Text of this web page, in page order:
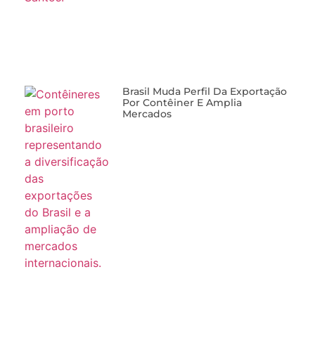
Brasil Muda Perfil Da Exportação
Por Contêiner E Amplia
Mercados